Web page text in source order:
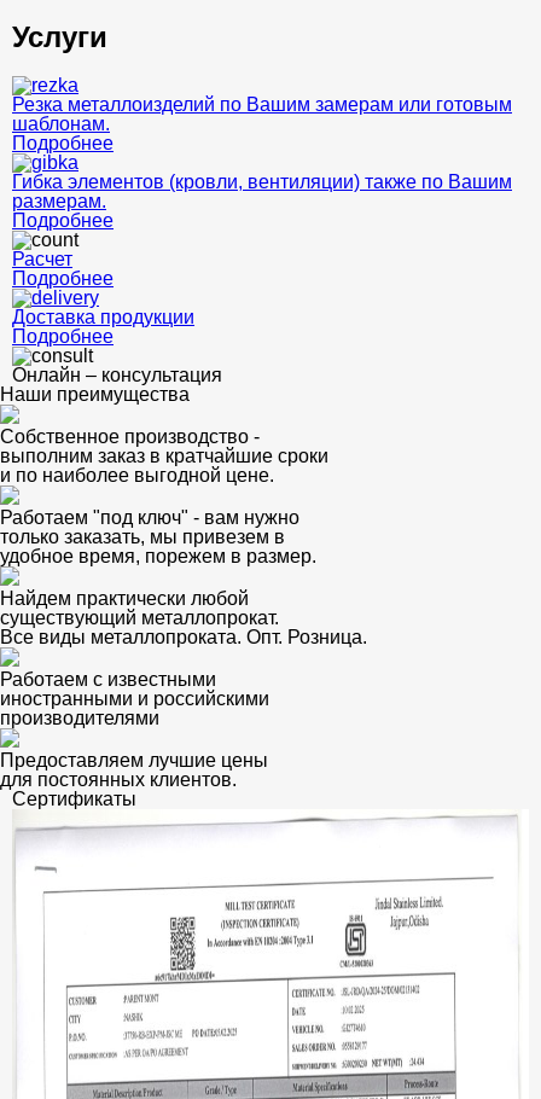
Услуги
Резка металлоизделий по Вашим замерам или готовым
шаблонам.
Подробнее
Гибка элементов (кровли, вентиляции) также по Вашим
размерам.
Подробнее
Расчет
Подробнее
Доставка продукции
Подробнее
Онлайн – консультация
Наши преимущества
Собственное производство -
выполним заказ в кратчайшие сроки
и по наиболее выгодной цене.
Работаем "под ключ" - вам нужно
только заказать, мы привезем в
удобное время, порежем в размер.
Найдем практически любой
существующий металлопрокат.
Все виды металлопроката. Опт. Розница.
Работаем с известными
иностранными и российскими
производителями
Предоставляем лучшие цены
для постоянных клиентов.
Сертификаты